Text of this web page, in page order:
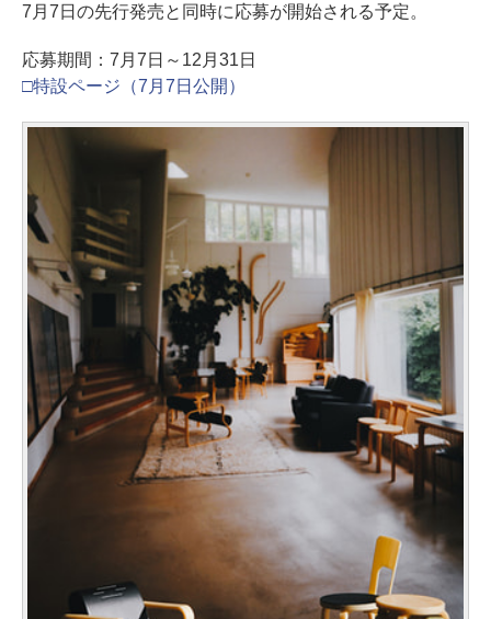
7月7日の先行発売と同時に応募が開始される予定。
応募期間：7月7日～12月31日
□特設ページ（7月7日公開）